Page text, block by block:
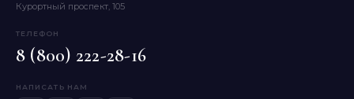
Курортный проспект, 105
ТЕЛЕФОН
8 (800) 222-28-16
НАПИСАТЬ НАМ